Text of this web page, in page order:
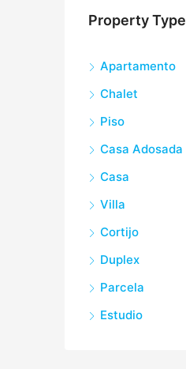
Property Type
Apartamento
Chalet
Piso
Casa Adosada
Casa
Villa
Cortijo
Duplex
Parcela
Estudio